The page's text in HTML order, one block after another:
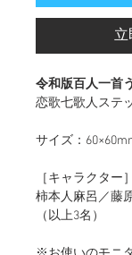
立
令和版百人一首
恋歌七歌人ステ
サイズ：
［キャラクター］
柿本人麻呂／藤
（以上3名）